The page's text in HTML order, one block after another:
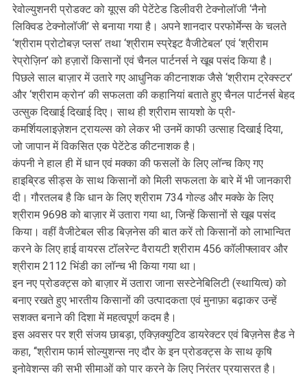
रेवोल्युशनरी प्रोडक्ट को यूएस की पेटेंटेड डिलीवरी टेक्नोलॉजी ‘नैनो
लिक्विड टेक्नोलॉजी’ से बनाया गया है। अपने शानदार परफोर्मेन्स के चलते
‘श्रीराम प्रोटोबज़ प्लस’ तथा ‘श्रीराम स्प्रेइट वैजीटेबल’ एवं ‘श्रीराम
रेप्रोज़िन’ को हज़ारों किसानों एवं चैनल पार्टनर्स ने खूब पसंद किया है।
पिछले साल बाज़ार में उतारे गए आधुनिक कीटनाशक जैसे ‘श्रीराम ट्रेक्स्टर’
और ‘श्रीराम क्रोन’ की सफलता की कहानियां बताते हुए चैनल पार्टनर्स बेहद
उत्सुक दिखाई दिखाई दिए। साथ ही श्रीराम सायशो के प्री-
कमर्शियलाइज़ेशन ट्रायल्स को लेकर भी उनमें काफी उत्साह दिखाई दिया,
जो जापान में विकसित एक पेटेंटेड कीटनाशक है।
कंपनी ने हाल ही में धान एवं मक्का की फसलों के लिए लॉन्च किए गए
हाइब्रिड सीड्स के साथ किसानों को मिली सफलता के बारे में भी जानकारी
दी। गौरतलब है कि धान के लिए श्रीराम 734 गोल्ड और मक्के के लिए
श्रीराम 9698 को बाज़ार में उतारा गया था, जिन्हें किसानों से खूब पसंद
किया। वहीं वैजीटेबल सीड बिज़नेस की बात करें तो किसानों को लाभान्वित
करने के लिए हाई वायरस टॉलरेन्ट वैरायटी श्रीराम 456 कॉलीफ्लावर और
श्रीराम 2112 भिंडी का लॉन्च भी किया गया था।
इन नए प्रोडक्ट्स को बाज़ार में उतारा जाना सस्टेनेबिलिटी (स्थायित्व) को
बनाए रखते हुए भारतीय किसानों की उत्पादकता एवं मुनाफ़ा बढ़ाकर उन्हें
सशक्त बनाने की दिशा में महत्वपूर्ण कदम है।
इस अवसर पर श्री संजय छाबड़ा, एक्ज़िक्युटिव डायरेक्टर एवं बिज़नेस हैड ने
कहा, ‘‘श्रीराम फार्म सोल्युशन्स नए दौर के इन प्रोडक्ट्स के साथ कृषि
इनोवेशन्स की सभी सीमाओं को पार करने के लिए निरंतर प्रयासरत है।